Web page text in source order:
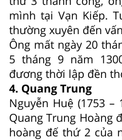
mình tại Vạn Kiếp.
thường xuyên đến
Ông mất ngày 20
5 tháng 9 năm
đương thời lập đền
4. Quang Trung
Nguyễn Huệ (1753
Quang Trung Hoàng
hoàng đế thứ 2 của